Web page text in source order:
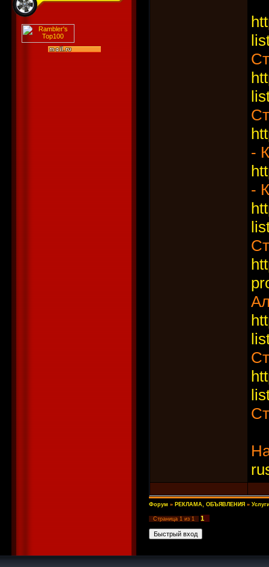
-
-
Форум » РЕКЛАМА, ОБЪЯВЛЕНИЯ »
Страница 1 из 1 1